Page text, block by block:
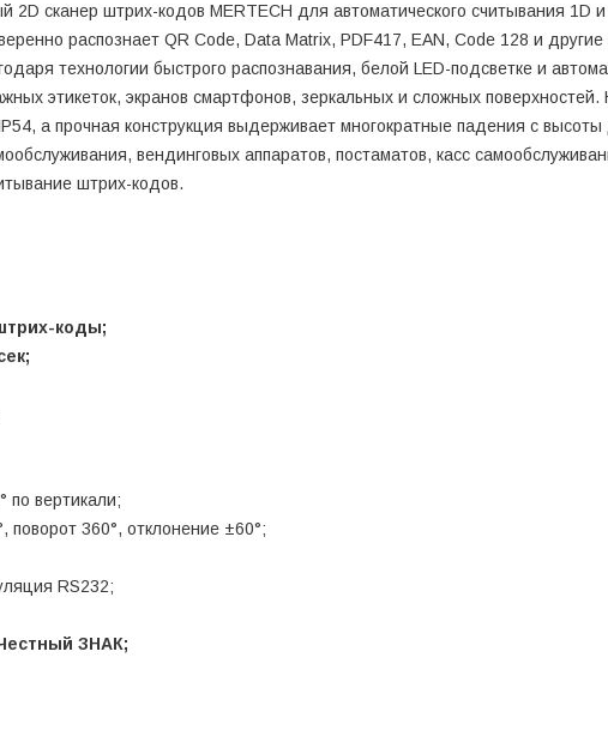
2D сканер штрих-кодов MERTECH для автоматического считывания 1D
распознает QR Code, Data Matrix, PDF417, EAN, Code 128 и
технологии быстрого распознавания, белой LED-подсветке и
этикеток, экранов смартфонов, зеркальных и сложных поверхностей.
а прочная конструкция выдерживает многократные падения с
вендинговых аппаратов, постаматов, касс
штрих-кодов.
коды;
по вертикали;
поворот 360°, отклонение ±60°;
RS232;
ЗНАК;